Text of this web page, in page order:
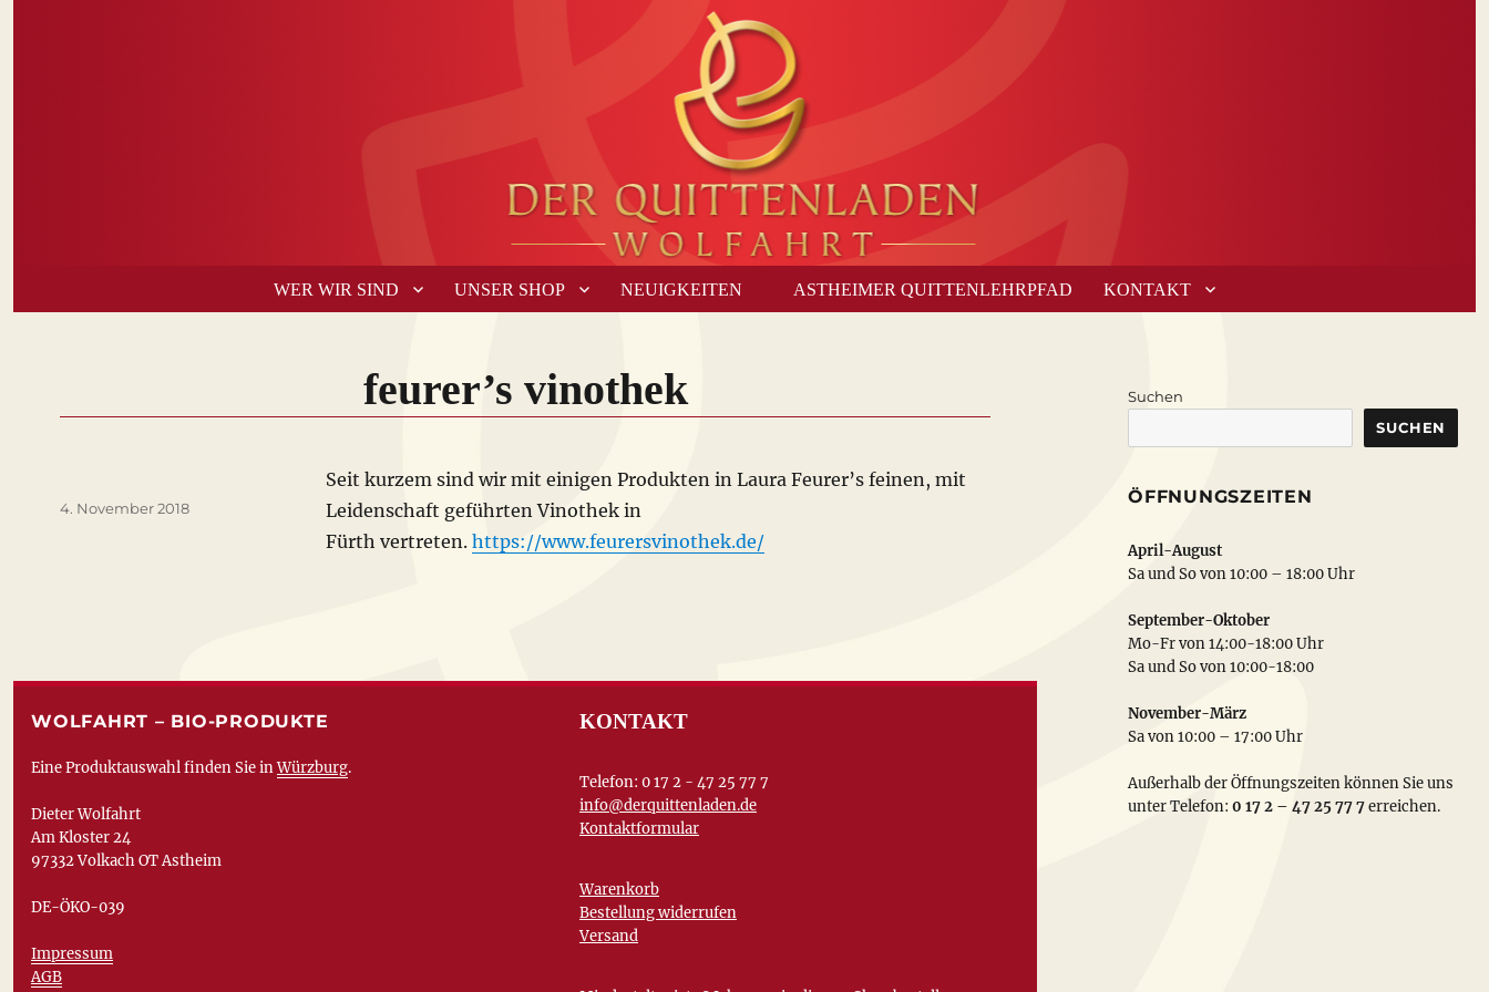
WER WIR SIND UNSER SHOP NEUIGKEITEN ASTHEIMER QUITTENLEHRPFAD KONTAKT
feurer’s vinothek
Seit kurzem sind wir mit einigen Produkten in Laura Feurer’s feinen, mit
Leidenschaft geführten Vinothek in
Fürth vertreten. https://www.feurersvinothek.de/
Veröffentlicht
4. November 2018
WOLFAHRT – BIO-PRODUKTE
Eine Produktauswahl finden Sie inWürzburg.
Dieter Wolfahrt
Am Kloster 24
97332 Volkach OT Astheim
DE-ÖKO-039
Impressum
AGB
KONTAKT
Telefon: 0 17 2 - 47 25 77 7
info@derquittenladen.de
Kontaktformular
Warenkorb
Bestellung widerrufen
Versand
Suchen
SUCHEN
ÖFFNUNGSZEITEN
April-August
Sa und So von 10:00 – 18:00 Uhr
September-Oktober
Mo-Fr von 14:00-18:00 Uhr
Sa und So von 10:00-18:00
November-März
Sa von 10:00 – 17:00 Uhr
Außerhalb der Öffnungszeiten können Sie uns
unter Telefon: 0 17 2 – 47 25 77 7erreichen.